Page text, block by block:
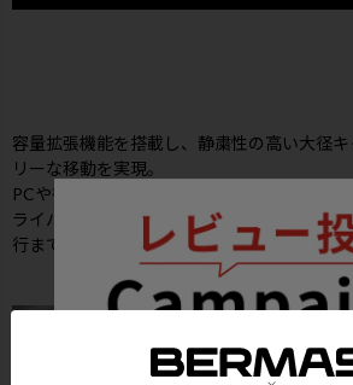
容量拡張機能を搭載し、静粛性の高い大径
リーな移動を実現。
PCや書類を素早く取り出せる使い勝手の良
ライバシーに配慮した両面仕切りなど、優
行まであらゆる「移動」を快適にサポートし